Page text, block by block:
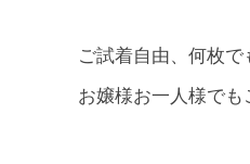
ご試着自由、何枚で
お嬢様お一人様で